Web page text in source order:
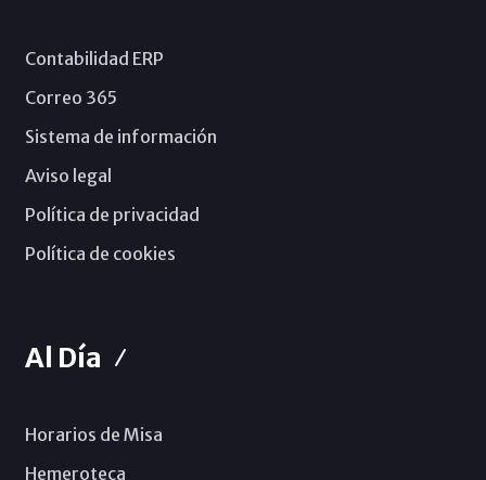
Contabilidad ERP
Correo 365
Sistema de información
Aviso legal
Política de privacidad
Política de cookies
Al Día
Horarios de Misa
Hemeroteca